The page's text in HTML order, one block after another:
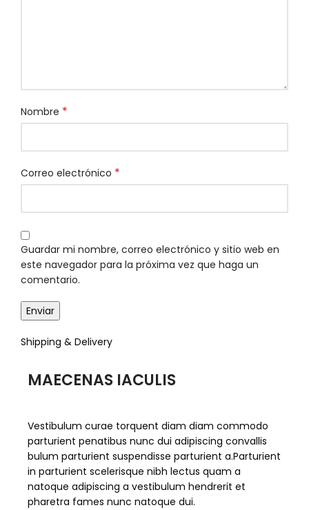
Nombre *
Correo electrónico *
Guardar mi nombre, correo electrónico y sitio web en
este navegador para la próxima vez que haga un
comentario.
Shipping & Delivery
MAECENAS IACULIS
Vestibulum curae torquent diam diam commodo
parturient penatibus nunc dui adipiscing convallis
bulum parturient suspendisse parturient a.Parturient
in parturient scelerisque nibh lectus quam a
natoque adipiscing a vestibulum hendrerit et
pharetra fames nunc natoque dui.